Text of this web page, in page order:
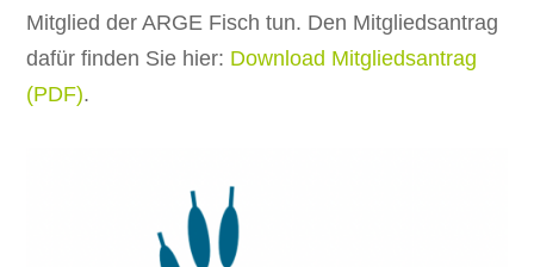
Mitglied der ARGE Fisch tun. Den Mitgliedsantrag
dafür finden Sie hier: Download Mitgliedsantrag
(PDF).